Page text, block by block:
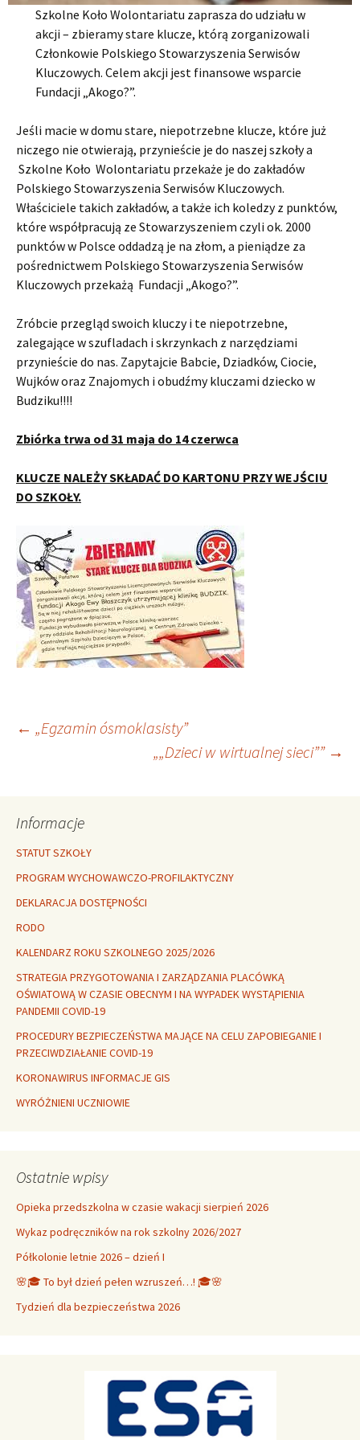
Szkolne Koło Wolontariatu zaprasza do udziału w
akcji – zbieramy stare klucze, którą zorganizowali
Członkowie Polskiego Stowarzyszenia Serwisów
Kluczowych. Celem akcji jest finansowe wsparcie
Fundacji „Akogo?”.
Jeśli macie w domu stare, niepotrzebne klucze, które już
niczego nie otwierają, przynieście je do naszej szkoły a
Szkolne Koło Wolontariatu przekaże je do zakładów
Polskiego Stowarzyszenia Serwisów Kluczowych.
Właściciele takich zakładów, a także ich koledzy z punktów,
które współpracują ze Stowarzyszeniem czyli ok. 2000
punktów w Polsce oddadzą je na złom, a pieniądze za
pośrednictwem Polskiego Stowarzyszenia Serwisów
Kluczowych przekażą Fundacji „Akogo?”. ​​​​​​​
Zróbcie przegląd swoich kluczy i te niepotrzebne,
zalegające w szufladach i skrzynkach z narzędziami
przynieście do nas. Zapytajcie Babcie, Dziadków, Ciocie,
Wujków oraz Znajomych i obudźmy kluczami dziecko w
Budziku!!!!
Zbiórka trwa od 31 maja do 14 czerwca
KLUCZE NALEŻY SKŁADAĆ DO KARTONU PRZY WEJŚCIU
DO SZKOŁY.
Nawigacja
← „Egzamin ósmoklasisty”
„„Dzieci w wirtualnej sieci”” →
Informacje
STATUT SZKOŁY
PROGRAM WYCHOWAWCZO-PROFILAKTYCZNY
DEKLARACJA DOSTĘPNOŚCI
RODO
KALENDARZ ROKU SZKOLNEGO 2025/2026
STRATEGIA PRZYGOTOWANIA I ZARZĄDZANIA PLACÓWKĄ
OŚWIATOWĄ W CZASIE OBECNYM I NA WYPADEK WYSTĄPIENIA
PANDEMII COVID-19
PROCEDURY BEZPIECZEŃSTWA MAJĄCE NA CELU ZAPOBIEGANIE I
PRZECIWDZIAŁANIE COVID-19
KORONAWIRUS INFORMACJE GIS
WYRÓŻNIENI UCZNIOWIE
Ostatnie wpisy
Opieka przedszkolna w czasie wakacji sierpień 2026
Wykaz podręczników na rok szkolny 2026/2027
Półkolonie letnie 2026 – dzień I
🌸🎓 To był dzień pełen wzruszeń…! 🎓🌸
Tydzień dla bezpieczeństwa 2026